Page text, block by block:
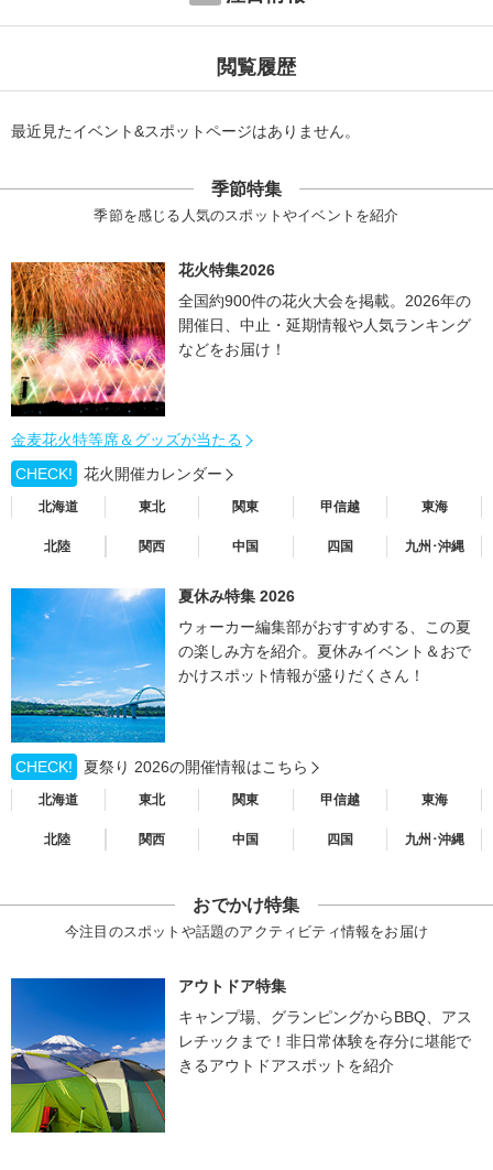
閲覧履歴
最近見たイベント&スポットページはありません。
季節特集
季節を感じる人気のスポットやイベントを紹介
花火特集2026
全国約900件の花火大会を掲載。2026年の
開催日、中止・延期情報や人気ランキング
などをお届け！
金麦花火特等席＆グッズが当たる
CHECK!
花火開催カレンダー
北海道 東北 関東 甲信越 東海
北陸 関西 中国 四国 九州･沖縄
夏休み特集 2026
ウォーカー編集部がおすすめする、この夏
の楽しみ方を紹介。夏休みイベント＆おで
かけスポット情報が盛りだくさん！
CHECK! 夏祭り 2026の開催情報はこちら
北海道 東北 関東 甲信越 東海
北陸 関西 中国 四国 九州･沖縄
おでかけ特集
今注目のスポットや話題のアクティビティ情報をお届け
アウトドア特集
キャンプ場、グランピングからBBQ、アス
レチックまで！非日常体験を存分に堪能で
きるアウトドアスポットを紹介